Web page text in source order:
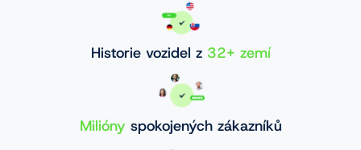
Historie vozidel z 32+ zemí
Milióny spokojených zákazníků